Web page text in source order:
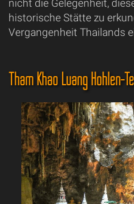
nicht die Gelegenheit,
historische Stätte zu
Vergangenheit Thailands
Tham Khao Luang Höhlen-